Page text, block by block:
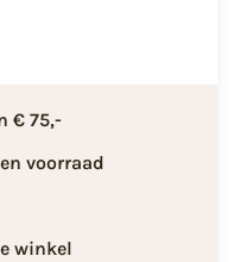
€ 75,-
voorraad
winkel